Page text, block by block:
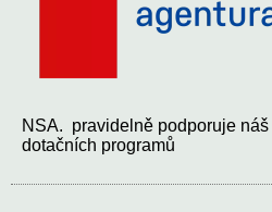
NSA. pravidelně podporuje
dotačních programů